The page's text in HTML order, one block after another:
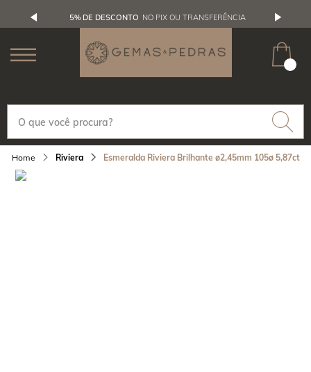
5% DE DESCONTO NO PIX OU TRANSFERÊNCIA
Riviera Esmeralda Riviera Brilhante ø2,45mm 105ø 5,87ct